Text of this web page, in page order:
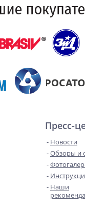
Пресс-
Новости
Обзоры и
Наши